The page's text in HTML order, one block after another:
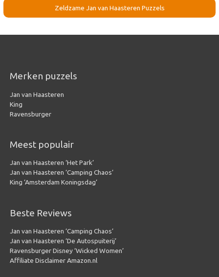
Zeldzame Jan van Haasteren Puzzels
Merken puzzels
Jan van Haasteren
King
Ravensburger
Meest populair
Jan van Haasteren ‘Het Park’
Jan van Haasteren ‘Camping Chaos’
King ‘Amsterdam Koningsdag’
Beste Reviews
Jan van Haasteren ‘Camping Chaos’
Jan van Haasteren ‘De Autospuiterij’
Ravensburger Disney ‘Wicked Women’
Affiliate Disclaimer Amazon.nl